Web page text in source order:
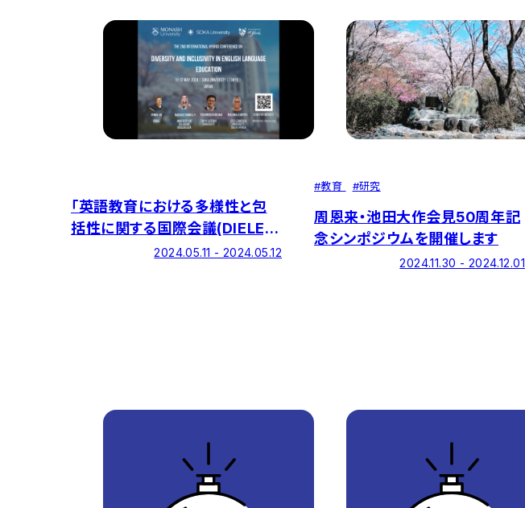
「英語教育における多様性と包
括性に関する国際会議(DIELE)」
を5/11-12に開催します【参加申
2024.05.11 - 2024.05.12
#教育 #研究
周恩来・池田大作会見50周年記
念シンポジウムを開催します
2024.11.30 - 2024.12.01